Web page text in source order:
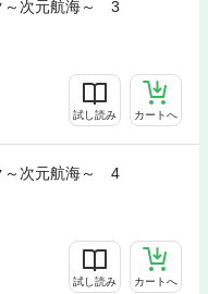
～次元航海～ 3
試し読み カートへ
～次元航海～ 4
試し読み カートへ